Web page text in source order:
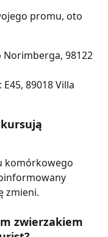
promu, oto
98122
89018 Villa
komórkowego
zmieni.
zwierzakiem